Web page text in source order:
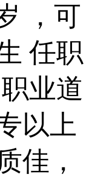
，可
任职
业道
以上
佳，